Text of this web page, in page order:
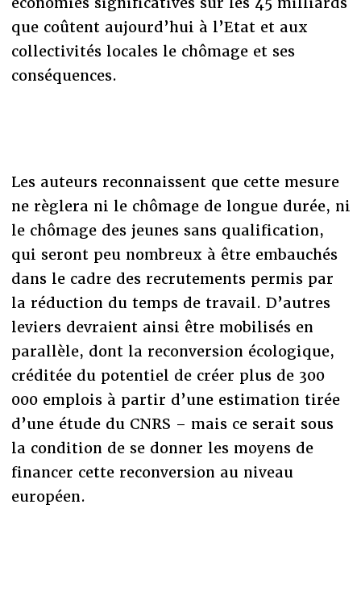
que coûtent aujourd’hui à l’Etat et aux
collectivités locales le chômage et ses
conséquences.
Les auteurs reconnaissent que cette mesure
ne règlera ni le chômage de longue durée, ni
le chômage des jeunes sans qualification,
qui seront peu nombreux à être embauchés
dans le cadre des recrutements permis par
la réduction du temps de travail. D’autres
leviers devraient ainsi être mobilisés en
parallèle, dont la reconversion écologique,
créditée du potentiel de créer plus de 300
000 emplois à partir d’une estimation tirée
d’une étude du CNRS – mais ce serait sous
la condition de se donner les moyens de
financer cette reconversion au niveau
européen.